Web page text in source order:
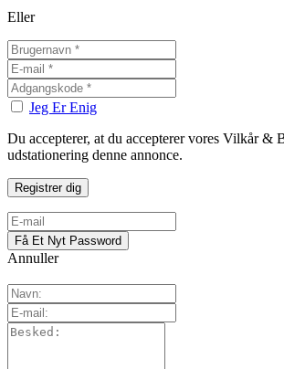
Eller
Jeg Er Enig
Du accepterer, at du accepterer vores Vilkår &
udstationering denne annonce.
Annuller